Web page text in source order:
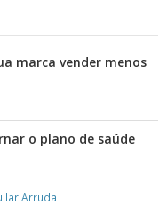
marca vender menos
o plano de saúde
Arruda